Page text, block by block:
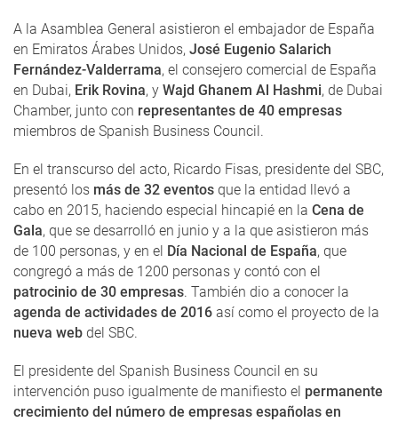
A la Asamblea General asistieron el embajador de España
en Emiratos Árabes Unidos, José Eugenio Salarich
Fernández-Valderrama, el consejero comercial de España
en Dubai, Erik Rovina, y Wajd Ghanem Al Hashmi, de Dubai
Chamber, junto con representantes de 40 empresas
miembros de Spanish Business Council.
En el transcurso del acto, Ricardo Fisas, presidente del SBC,
presentó los más de 32 eventos que la entidad llevó a
cabo en 2015, haciendo especial hincapié en la Cena de
Gala, que se desarrolló en junio y a la que asistieron más
de 100 personas, y en el Día Nacional de España, que
congregó a más de 1200 personas y contó con el
patrocinio de 30 empresas. También dio a conocer la
agenda de actividades de 2016 así como el proyecto de la
nueva web del SBC.
El presidente del Spanish Business Council en su
intervención puso igualmente de manifiesto el permanente
crecimiento del número de empresas españolas en